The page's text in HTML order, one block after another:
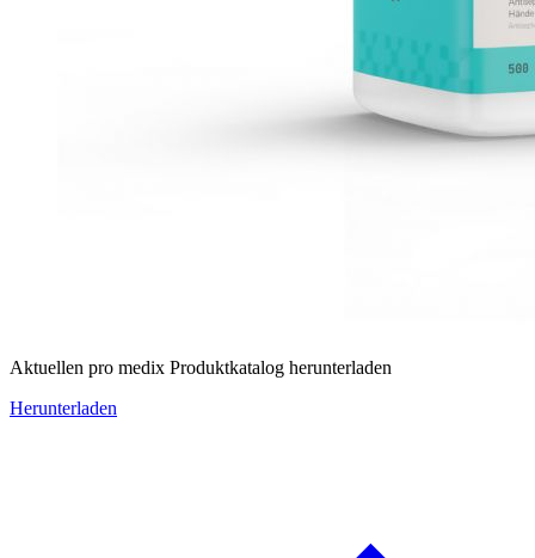
Aktuellen pro medix Produktkatalog herunterladen
Herunterladen